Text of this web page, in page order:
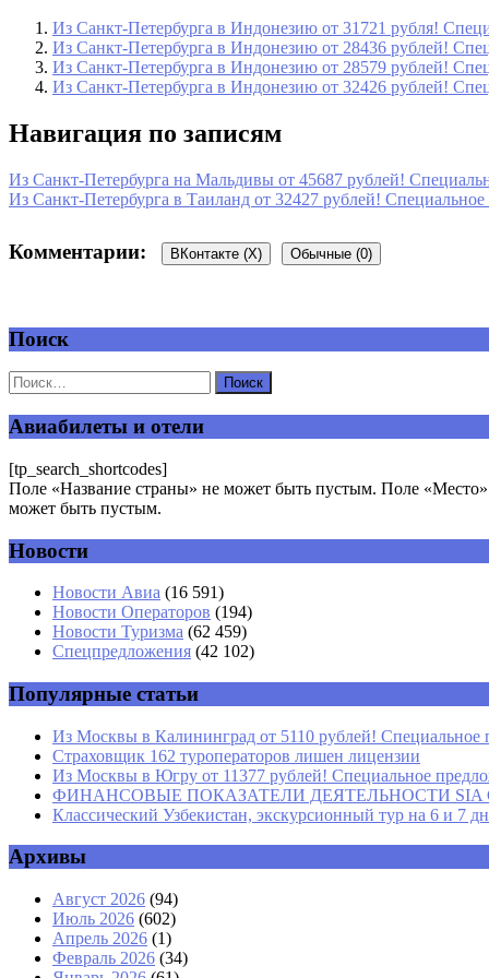
Из Санкт-Петербурга в Индонезию от 31721 рубля!
Из Санкт-Петербурга в Индонезию от 28436 рублей!
Из Санкт-Петербурга в Индонезию от 28579 рублей!
Из Санкт-Петербурга в Индонезию от 32426 рублей!
Навигация по записям
Из Санкт-Петербурга на Мальдивы от 45687 рублей!
Из Санкт-Петербурга в Таиланд от 32427 рублей!
Комментарии: ВКонтакте (X) Обычные (0)
Добавить комментарий
Ваш адрес email не будет опубликован.
Комментарий
Имя *
Email*
Поиск
Авиабилеты и отели
[tp_search_shortcodes]
Поле «Название страны» не может быть пустым. Поле
может быть пустым.
Новости
Новости Авиа (16 591)
Новости Операторов (194)
Новости Туризма (62 459)
Спецпредложения (42 102)
Популярные статьи
Из Москвы в Калининград от 5110 рублей! Специальное
Страховщик 162 туроператоров лишен лицензии
Из Москвы в Югру от 11377 рублей! Специальное
ФИНАНСОВЫЕ ПОКАЗАТЕЛИ ДЕЯТЕЛЬНОСТИ SIA
Классический Узбекистан, экскурсионный тур на 6 и 7
Архивы
Август 2026 (94)
Июль 2026 (602)
Апрель 2026 (1)
Февраль 2026 (34)